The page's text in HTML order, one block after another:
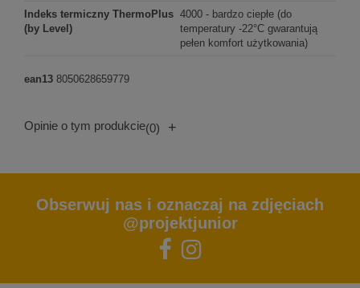
Indeks termiczny ThermoPlus
(by Level)
4000 - bardzo ciepłe (do
temperatury -22°C gwarantują
pełen komfort użytkowania)
ean13 8050628659779
Opinie o tym produkcie(0) +
Obserwuj nas i oznaczaj na zdjęciach
@projektjunior